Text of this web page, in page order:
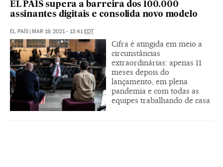
EL PAÍS supera a barreira dos 100.000
assinantes digitais e consolida novo modelo
EL PAÍS MAR 19, 2021 - 13:41 EDT
Cifra é atingida em meio a
circunstâncias
extraordinárias: apenas 11
meses depois do
lançamento, em plena
pandemia e com todas as
equipes trabalhando de casa